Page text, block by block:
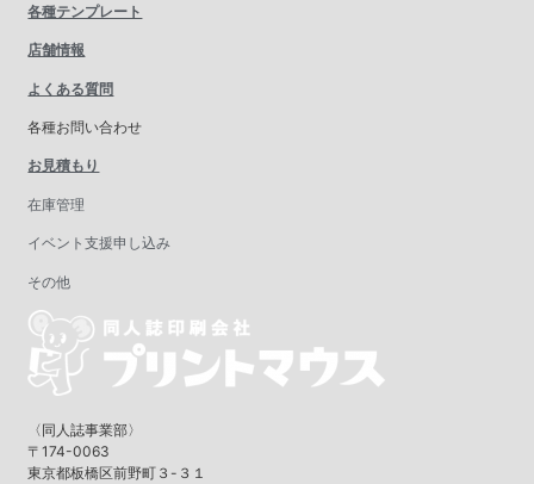
各種テンプレート
店舗情報
よくある質問
各種お問い合わせ
お見積もり
在庫管理
イベント支援申し込み
その他
〈同人誌事業部〉
〒174-0063
東京都板橋区前野町３-３１